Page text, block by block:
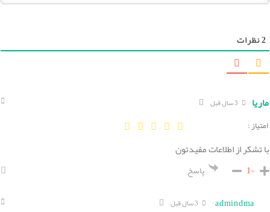
2نظرات
ماریا
امتیاز :
با تشکر از اطلاعات مفیدتون
-1
پاسخ
admindma